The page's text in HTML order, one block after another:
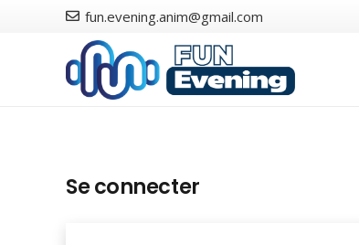
fun.evening.anim@gmail.com
Se connecter